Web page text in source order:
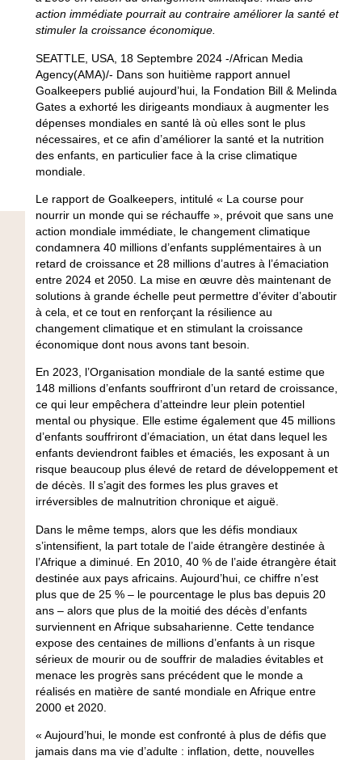
action immédiate pourrait au contraire améliorer la santé et
stimuler la croissance économique.
SEATTLE, USA, 18 Septembre 2024 -/African Media
Agency(AMA)/- Dans son huitième rapport annuel
Goalkeepers publié aujourd’hui, la Fondation Bill & Melinda
Gates a exhorté les dirigeants mondiaux à augmenter les
dépenses mondiales en santé là où elles sont le plus
nécessaires, et ce afin d’améliorer la santé et la nutrition
des enfants, en particulier face à la crise climatique
mondiale.
Le rapport de Goalkeepers, intitulé « La course pour
nourrir un monde qui se réchauffe », prévoit que sans une
action mondiale immédiate, le changement climatique
condamnera 40 millions d’enfants supplémentaires à un
retard de croissance et 28 millions d’autres à l’émaciation
entre 2024 et 2050. La mise en œuvre dès maintenant de
solutions à grande échelle peut permettre d’éviter d’aboutir
à cela, et ce tout en renforçant la résilience au
changement climatique et en stimulant la croissance
économique dont nous avons tant besoin.
En 2023, l’Organisation mondiale de la santé estime que
148 millions d’enfants souffriront d’un retard de croissance,
ce qui leur empêchera d’atteindre leur plein potentiel
mental ou physique. Elle estime également que 45 millions
d’enfants souffriront d’émaciation, un état dans lequel les
enfants deviendront faibles et émaciés, les exposant à un
risque beaucoup plus élevé de retard de développement et
de décès. Il s’agit des formes les plus graves et
irréversibles de malnutrition chronique et aiguë.
Dans le même temps, alors que les défis mondiaux
s’intensifient, la part totale de l’aide étrangère destinée à
l’Afrique a diminué. En 2010, 40 % de l’aide étrangère était
destinée aux pays africains. Aujourd’hui, ce chiffre n’est
plus que de 25 % – le pourcentage le plus bas depuis 20
ans – alors que plus de la moitié des décès d’enfants
surviennent en Afrique subsaharienne. Cette tendance
expose des centaines de millions d’enfants à un risque
sérieux de mourir ou de souffrir de maladies évitables et
menace les progrès sans précédent que le monde a
réalisés en matière de santé mondiale en Afrique entre
2000 et 2020.
« Aujourd’hui, le monde est confronté à plus de défis que
jamais dans ma vie d’adulte : inflation, dette, nouvelles